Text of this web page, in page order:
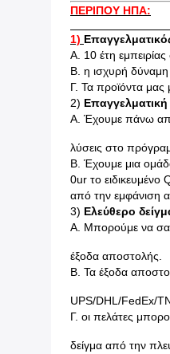
ΠΕΡΙΠΟΥ ΗΠΑ:
1)
Α. 10 έτη
Β. η ισχυρή δύναμη
Γ. Τα προϊόντα
2)
Α. Έχουμε πάνω
λύσεις στο
Β. Έχουμε μια
0ur το
από την εμφάνιση
3) Ελεύθερο
Α. Μπορούμε να σας
έξοδα αποστολής.
Β. Τα έξοδα
UPS/DHL/FedEx/
Γ. οι πελάτες
δείγμα από την